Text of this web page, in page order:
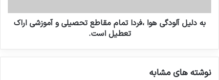
به دلیل آلودگی هوا ،فردا تمام مقاطع تحصیلی و آموزشی اراک
تعطیل است.
نوشته های مشابه